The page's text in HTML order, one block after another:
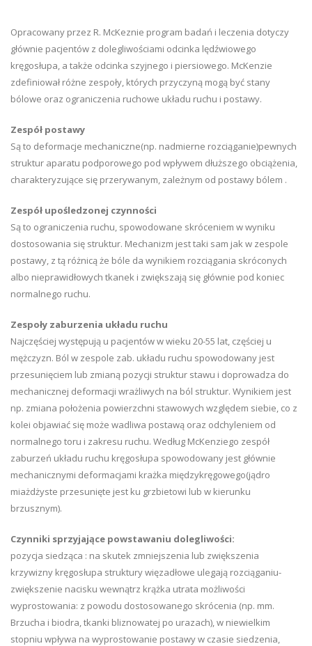
Opracowany przez R. McKeznie program badań i leczenia dotyczy
głównie pacjentów z dolegliwościami odcinka lędźwiowego
kręgosłupa, a także odcinka szyjnego i piersiowego. McKenzie
zdefiniował różne zespoły, których przyczyną mogą być stany
bólowe oraz ograniczenia ruchowe układu ruchu i postawy.
Zespół postawy
Są to deformacje mechaniczne(np. nadmierne rozciąganie)pewnych
struktur aparatu podporowego pod wpływem dłuższego obciążenia,
charakteryzujące się przerywanym, zależnym od postawy bólem .
Zespół upośledzonej czynności
Są to ograniczenia ruchu, spowodowane skróceniem w wyniku
dostosowania się struktur. Mechanizm jest taki sam jak w zespole
postawy, z tą różnicą że bóle da wynikiem rozciągania skróconych
albo nieprawidłowych tkanek i zwiększają się głównie pod koniec
normalnego ruchu.
Zespoły zaburzenia układu ruchu
Najczęściej występują u pacjentów w wieku 20-55 lat, częściej u
mężczyzn. Ból w zespole zab. układu ruchu spowodowany jest
przesunięciem lub zmianą pozycji struktur stawu i doprowadza do
mechanicznej deformacji wrażliwych na ból struktur. Wynikiem jest
np. zmiana położenia powierzchni stawowych względem siebie, co z
kolei objawiać się może wadliwa postawą oraz odchyleniem od
normalnego toru i zakresu ruchu. Według McKenziego zespół
zaburzeń układu ruchu kręgosłupa spowodowany jest głównie
mechanicznymi deformacjami krażka międzykręgowego(jądro
miażdżyste przesunięte jest ku grzbietowi lub w kierunku
brzusznym).
Czynniki sprzyjające powstawaniu dolegliwości:
pozycja siedząca : na skutek zmniejszenia lub zwiększenia
krzywizny kręgosłupa struktury więzadłowe ulegają rozciąganiu-
zwiększenie nacisku wewnątrz krążka utrata możliwości
wyprostowania: z powodu dostosowanego skrócenia (np. mm.
Brzucha i biodra, tkanki bliznowatej po urazach), w niewielkim
stopniu wpływa na wyprostowanie postawy w czasie siedzenia,